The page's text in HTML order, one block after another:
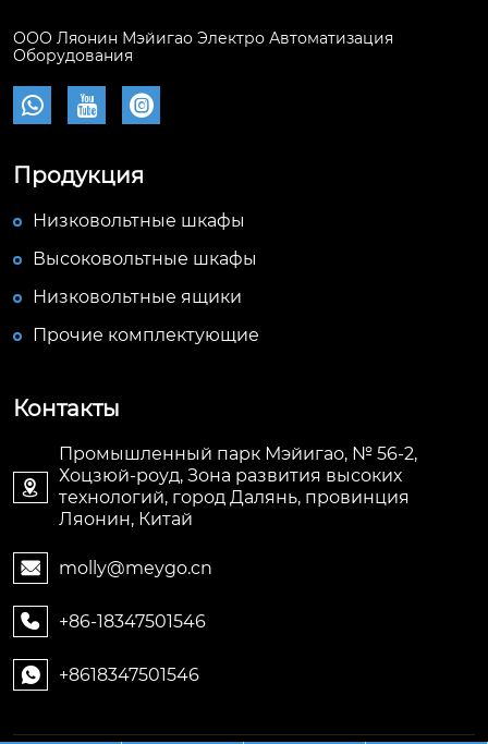
ООО Ляонин Мэйигао Электро Автоматизация
Оборудования
  
Продукция
Низковольтные шкафы
Высоковольтные шкафы
Низковольтные ящики
Прочие комплектующие
Контакты

Промышленный парк Мэйигао, № 56-2,
Хоцзюй-роуд, Зона развития высоких
технологий, город Далянь, провинция
Ляонин, Китай
 molly@meygo.cn
 +86-18347501546
 +8618347501546